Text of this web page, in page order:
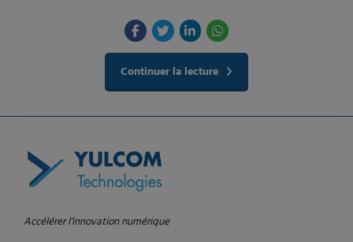
Continuer la lecture
Accélérer l’innovation numérique